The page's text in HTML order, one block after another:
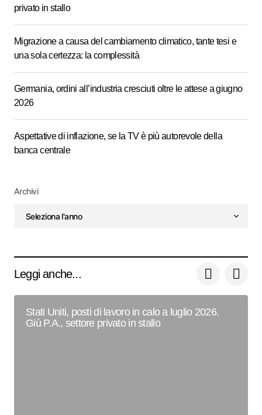
privato in stallo
Migrazione a causa del cambiamento climatico, tante tesi e
una sola certezza: la complessità
Germania, ordini all’industria cresciuti oltre le attese a giugno
2026
Aspettative di inflazione, se la TV è più autorevole della
banca centrale
Archivi
Leggi anche...
Stati Uniti, posti di lavoro in calo a luglio 2026.
Giù P.A., settore privato in stallo